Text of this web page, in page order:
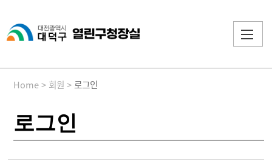
로그인
Home> 회원 > 로그인